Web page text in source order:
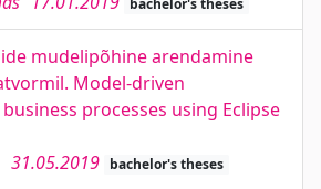
bachelor's theses
mudelipõhine arendamine
Model-driven
processes using Eclipse
31.05.2019 bachelor's theses